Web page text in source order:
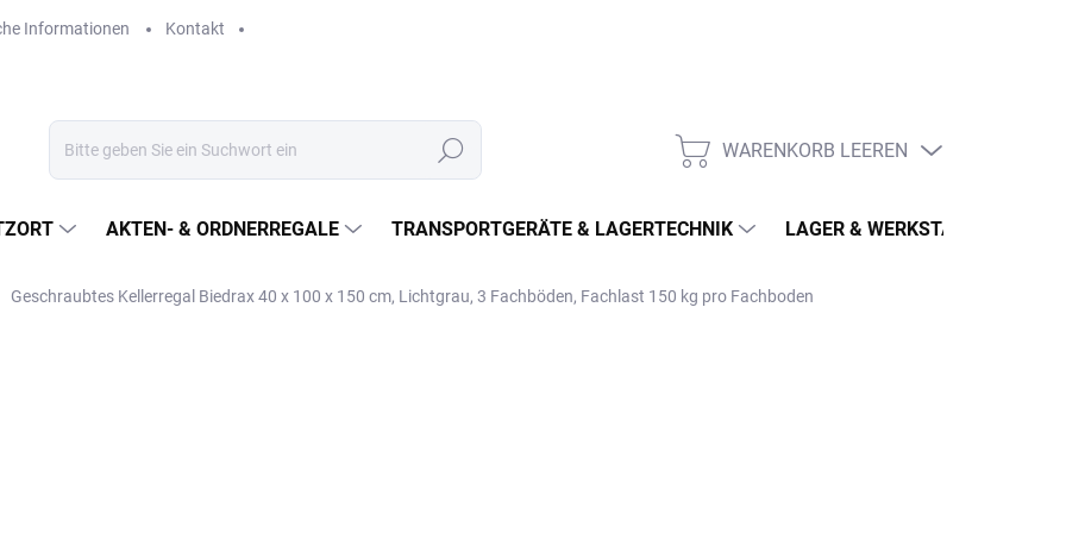
Informationen Kontakt
Suchen WARENKORB
WARENKORB LEEREN
AKTEN- & ORDNERREGALE TRANSPORTGERÄTE & LAGERTECHNIK LAGER & WERKSTATT
Geschraubtes Kellerregal Biedrax 40 x 100 x 150 cm, Lichtgrau, 3 Fachböden, Fachlast 150 kg pro Fachboden